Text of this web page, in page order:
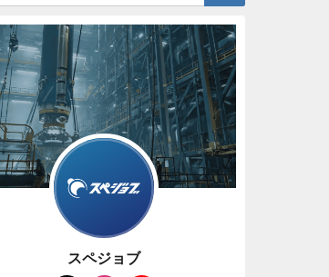
スペジョブ